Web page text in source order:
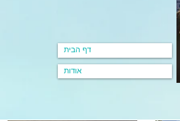
דף הבית
אודות